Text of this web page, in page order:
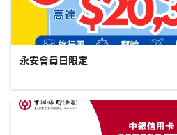
永安會員日限定